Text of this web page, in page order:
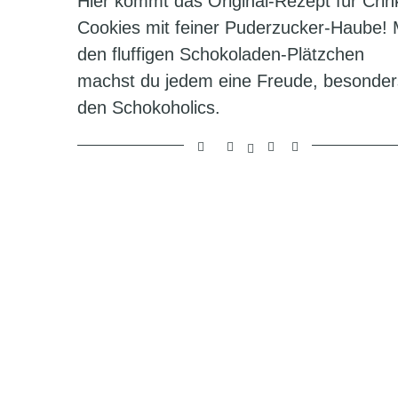
Cookies mit feiner Puderzucker-Haube!
den fluffigen Schokoladen-Plätzchen
machst du jedem eine Freude,
den Schokoholics.